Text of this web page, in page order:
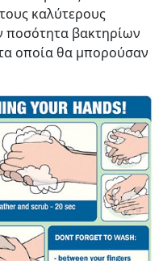
καλύτερους
ποσότητα βακτηρίων
οποία θα μπορούσαν